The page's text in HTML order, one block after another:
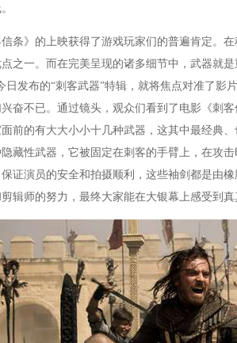
》的上映获得了游戏玩家们的普遍肯定。在
之一。而在完美呈现的诸多细节中，武器就
日发布的“刺客武器”特辑，就将焦点对准了影
奋不已。通过镜头，观众们看到了电影《刺
前的有大大小小十几种武器，这其中最经典
藏性武器，它被固定在刺客的手臂上，在攻
证演员的安全和拍摄顺利，这些袖剑都是由
辑师的努力，最终大家能在大银幕上感受到真